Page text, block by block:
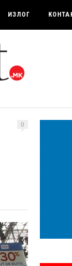
ИЗЛОГ
0